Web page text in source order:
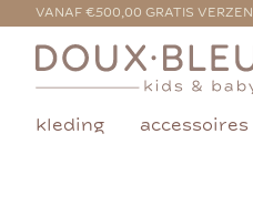
VANAF €500,00 GRATIS
kleding accessoires